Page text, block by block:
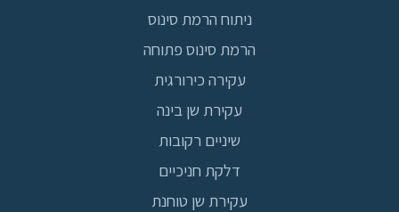
ניתוח הרמת סינוס
הרמת סינוס פתוחה
עקירה כירורגית
עקירת שן בינה
שיניים רקובות
דלקת חניכיים
עקירת שן טוחנת